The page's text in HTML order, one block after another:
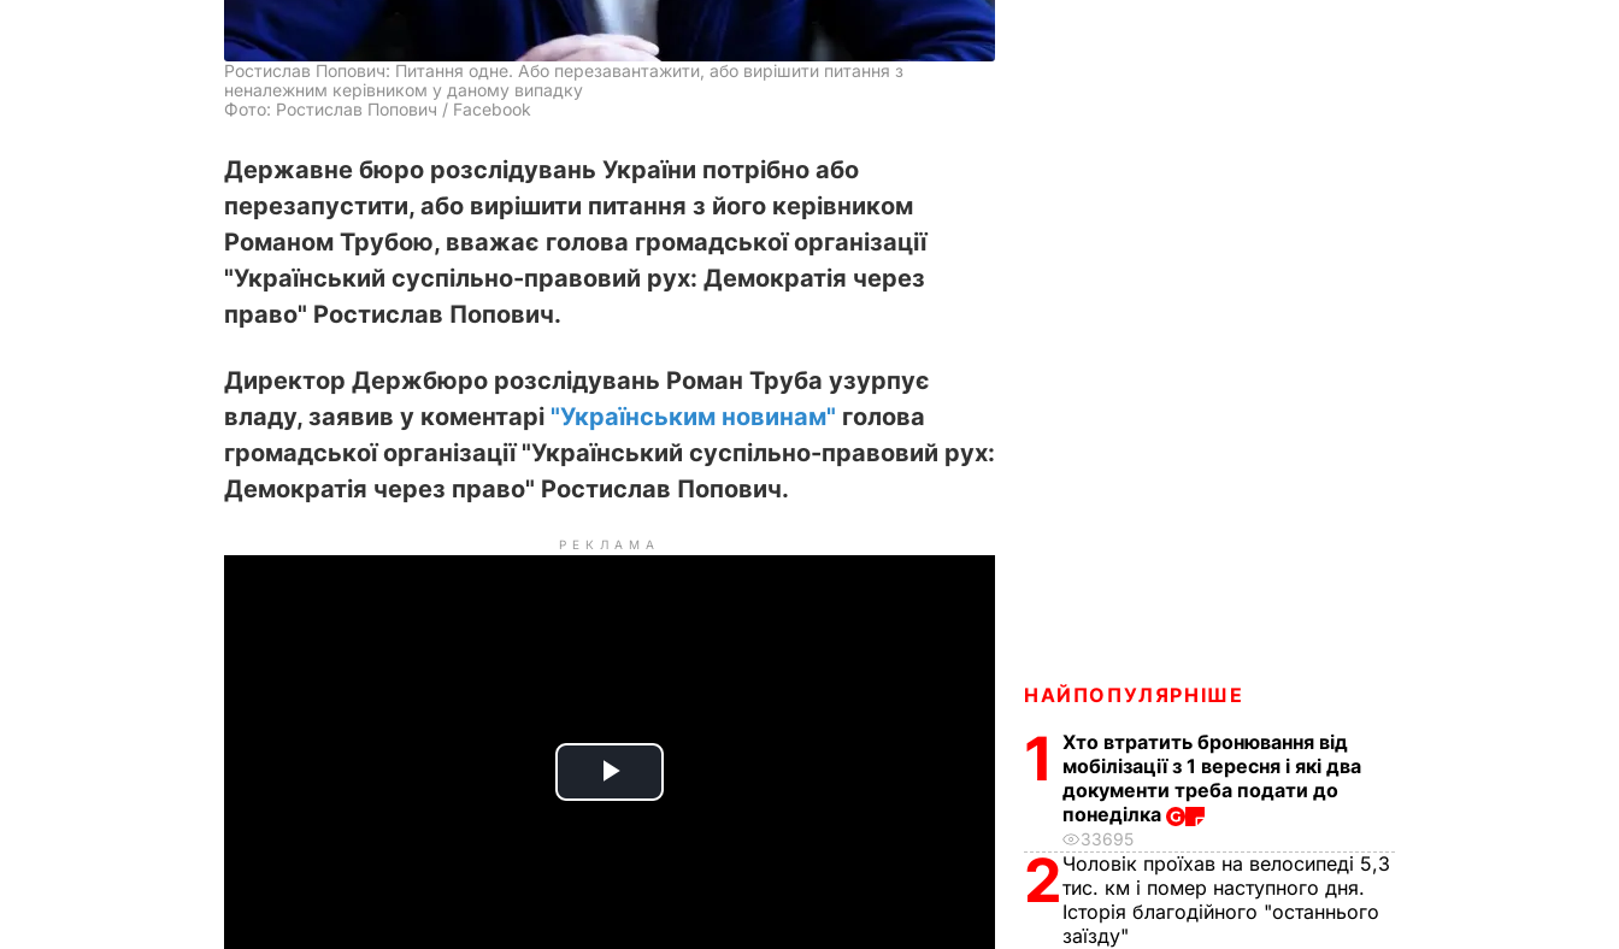
Ростислав Попович: Питання одне. Або перезавантажити, або вирішити питання з
неналежним керівником у даному випадку
Фото: Ростислав Попович / Facebook
Державне бюро розслідувань України потрібно або
перезапустити, або вирішити питання з його керівником
Романом Трубою, вважає голова громадської організації
"Український суспільно-правовий рух: Демократія через
право" Ростислав Попович.
Директор Держбюро розслідувань Роман Труба узурпує
владу, заявив у коментарі "Українським новинам" голова
громадської організації "Український суспільно-правовий рух:
Демократія через право" Ростислав Попович.
РЕКЛАМА
P
НАЙПОПУЛЯРНІШЕ
1
Хто втратить бронювання від
мобілізації з 1 вересня і які два
документи треба подати до
понеділка
33695
2 Чоловік проїхав на велосипеді 5,3
тис. км і помер наступного дня.
Історія благодійного "останнього
заїзду"